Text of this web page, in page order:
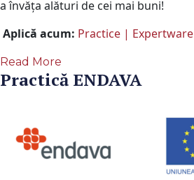
a învăța alături de cei mai buni!
Aplică acum: Practice | Expertware
Read More
Practică ENDAVA